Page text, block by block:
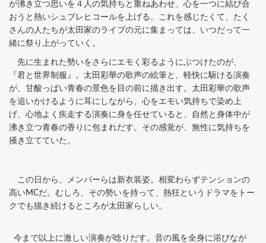
が沸き立つ思いを４人の気持ちと重ねあわせ、心を一つに結び合
おうと熱いシュプレヒコールを上げる。これを感じたくて、たく
さんの人たちが太田家のライブの元に集まっては、いつだって一
緒に祭り上がっていく。
先に生まれた勢いをさらにエモく彩るようにぶつけたのが、
『君と世界制服』。太田彩華の歌声の絵筆と、軽快に駆ける演奏
が、甘酸っぱい青春の景色を目の前に描き出す。太田彩華の歌声
を追いかけるように耳にしながら、心をエモい気持ちで染め上
げ、心地よく疾走する演奏に身を任せていると、自然と身体中が
沸き立つ青春の香りに包まれだす。その感覚が、無性に気持ちを
掻き立てていた。
この日から、メンバーらは新衣装姿。相変わらずテンションの
高いMCだ。むしろ、その勢いを持って、熱狂というドラマをトー
クでも描き続けるところが太田家らしい。
今まで以上に激しい演奏が唸りだす。音の風を全身に浴びなが